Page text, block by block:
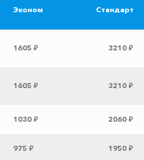
Эконом Стандарт
1605 ₽ 3210 ₽
1605 ₽ 3210 ₽
1030 ₽ 2060 ₽
975 ₽ 1950 ₽